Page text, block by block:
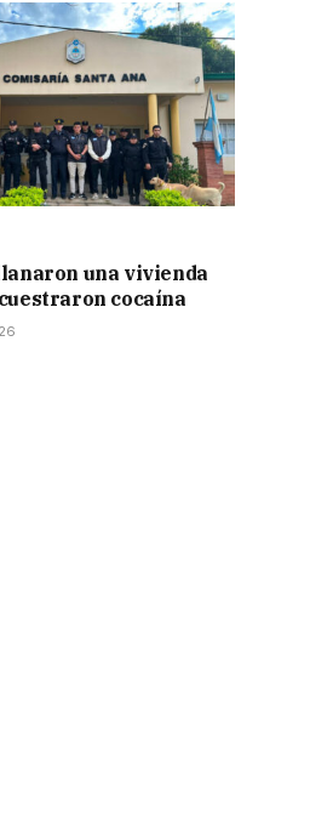
una vivienda
cocaína